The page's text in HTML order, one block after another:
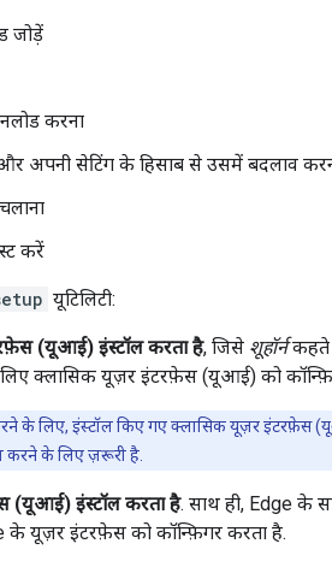
जोड़ें
करना
अपनी सेटिंग के हिसाब से उसमें बदलाव
करें
यूटिलिटी:
(यूआई) इंस्टॉल करता है, जिसे शूहॉर्नकहते
क्लासिक यूज़र इंटरफ़ेस (यूआई) को
के लिए, इंस्टॉल किए गए क्लासिक यूज़र इंटरफ़ेस
के लिए ज़रूरी है.
(यूआई) इंस्टॉल करता है. साथ ही, Edge के
के यूज़र इंटरफ़ेस को कॉन्फ़िगर करता है.